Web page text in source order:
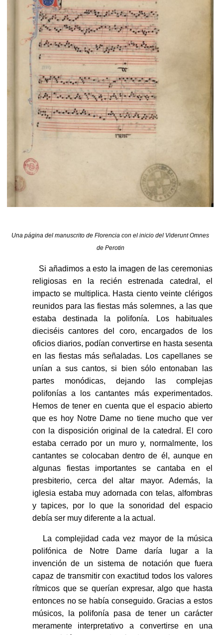
Una página del manuscrito de Florencia con el inicio del Viderunt Omnes
de Perotin
Si añadimos a esto la imagen de las ceremonias
religiosas en la recién estrenada catedral, el
impacto se multiplica. Hasta ciento veinte clérigos
reunidos para las fiestas más solemnes, a las que
estaba destinada la polifonía. Los habituales
dieciséis cantores del coro, encargados de los
oficios diarios, podían convertirse en hasta sesenta
en las fiestas más señaladas. Los capellanes se
unían a sus cantos, si bien sólo entonaban las
partes monódicas, dejando las complejas
polifonías a los cantantes más experimentados.
Hemos de tener en cuenta que el espacio abierto
que es hoy Notre Dame no tiene mucho que ver
con la disposición original de la catedral. El coro
estaba cerrado por un muro y, normalmente, los
cantantes se colocaban dentro de él, aunque en
algunas fiestas importantes se cantaba en el
presbiterio, cerca del altar mayor. Además, la
iglesia estaba muy adornada con telas, alfombras
y tapices, por lo que la sonoridad del espacio
debía ser muy diferente a la actual.
La complejidad cada vez mayor de la música
polifónica de Notre Dame daría lugar a la
invención de un sistema de notación que fuera
capaz de transmitir con exactitud todos los valores
rítmicos que se querían expresar, algo que hasta
entonces no se había conseguido. Gracias a estos
músicos, la polifonía pasa de tener un carácter
meramente interpretativo a convertirse en una